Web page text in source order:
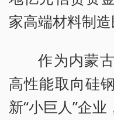
家高端材料制造
作为内蒙
高性能取向硅
新“小巨人”企